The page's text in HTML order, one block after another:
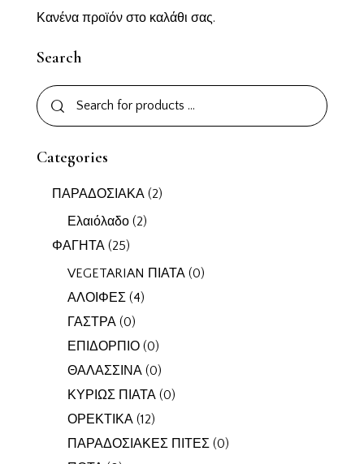
Κανένα προϊόν στο καλάθι σας.
Search
Categories
ΠΑΡΑΔΟΣΙΑΚΑ (2)
Ελαιόλαδο (2)
ΦΑΓΗΤΑ (25)
VEGETARIAN ΠΙΑΤΑ (0)
ΑΛΟΙΦΕΣ (4)
ΓΑΣΤΡΑ (0)
ΕΠΙΔΟΡΠΙΟ (0)
ΘΑΛΑΣΣΙΝΑ (0)
ΚΥΡΙΩΣ ΠΙΑΤΑ (0)
ΟΡΕΚΤΙΚΑ (12)
ΠΑΡΑΔΟΣΙΑΚΕΣ ΠΙΤΕΣ (0)